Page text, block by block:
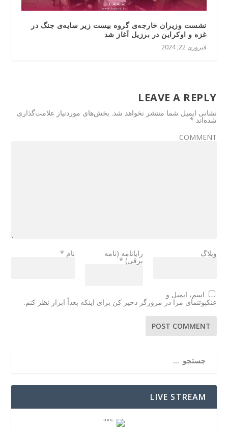
نشست وزیران خارجه‌ی گروه بیست زیر سایه‌‌ی‌ جنگ در
غزه و اوکراین در برزیل آغاز شد
فبروری 22, 2024
LEAVE A REPLY
نشانی ایمیل شما منتشر نخواهد شد. بخش‌های موردنیاز علامت‌گذاری
شده‌اند *
COMMENT
نام * رایانامه (نامه
برقی) *
وبلاگ
اسم، ایمیل و
عنکبوتنمای مرا در مرورگر ذخیر کن برای اینکه بعداً ابراز نظر کنم.
LIVE STREAM